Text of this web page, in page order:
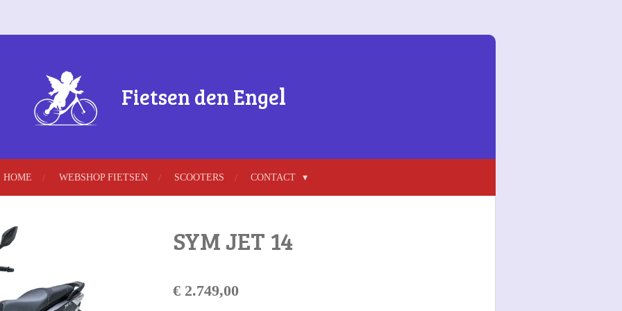
Fietsen den Engel
HOME WEBSHOP FIETSEN SCOOTERS CONTACT
SYM JET 14
€ 2.749,00